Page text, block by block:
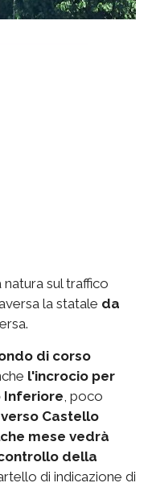
sul traffico
la statale da
di corso
l'incrocio per
Inferiore , poco
Castello
mese vedrà
della
di indicazione di